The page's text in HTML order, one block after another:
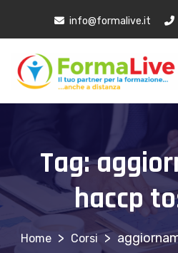
info@formalive.it
Tag:
haccp
> Corsi >